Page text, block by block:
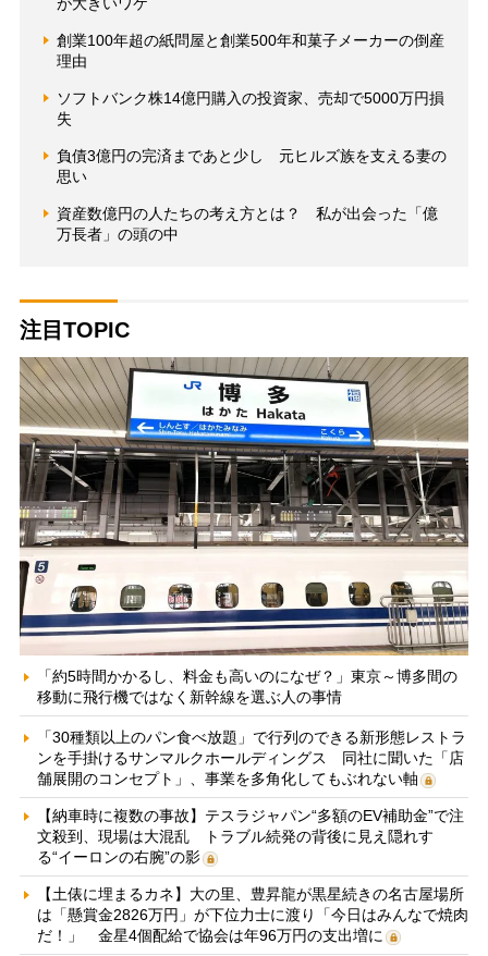
創業100年超の紙問屋と創業500年和菓子メーカーの倒産
理由
ソフトバンク株14億円購入の投資家、売却で5000万円損
失
負債3億円の完済まであと少し 元ヒルズ族を支える妻の
思い
資産数億円の人たちの考え方とは？ 私が出会った「億
万長者」の頭の中
注目TOPIC
「約5時間かかるし、料金も高いのになぜ？」東京～博多間の
移動に飛行機ではなく新幹線を選ぶ人の事情
「30種類以上のパン食べ放題」で行列のできる新形態レストラ
ンを手掛けるサンマルクホールディングス 同社に聞いた「店
舗展開のコンセプト」、事業を多角化してもぶれない軸
【納車時に複数の事故】テスラジャパン“多額のEV補助金”で注
文殺到、現場は大混乱 トラブル続発の背後に見え隠れす
る“イーロンの右腕”の影
【土俵に埋まるカネ】大の里、豊昇龍が黒星続きの名古屋場所
は「懸賞金2826万円」が下位力士に渡り「今日はみんなで焼肉
だ！」 金星4個配給で協会は年96万円の支出増に